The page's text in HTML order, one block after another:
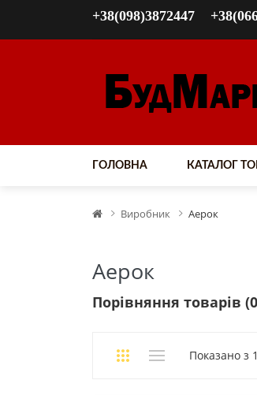
+38(098)3872447
ГОЛОВНА КАТАЛОГ
Виробник Аерок
Аерок
Порівняння товарів
Показано з